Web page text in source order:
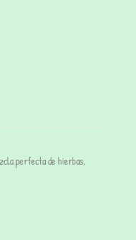
perfecta de hierbas,